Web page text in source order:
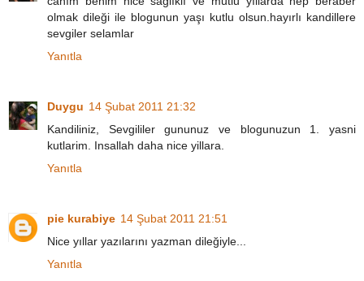
olmak dileği ile blogunun yaşı kutlu olsun.hayırlı kandillere
sevgiler selamlar
Yanıtla
Duygu 14 Şubat 2011 21:32
Kandiliniz, Sevgililer gununuz ve blogunuzun 1. yasni
kutlarim. Insallah daha nice yillara.
Yanıtla
pie kurabiye 14 Şubat 2011 21:51
Nice yıllar yazılarını yazman dileğiyle...
Yanıtla